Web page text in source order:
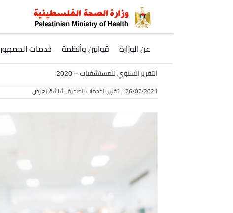
عن الوزارة قوانين وأنظمة خدمات الجمهور
التقرير السنوي للمستشفيات – 2020
26/07/2021
| تقرير الخدمات الصحية,شاشة العرض